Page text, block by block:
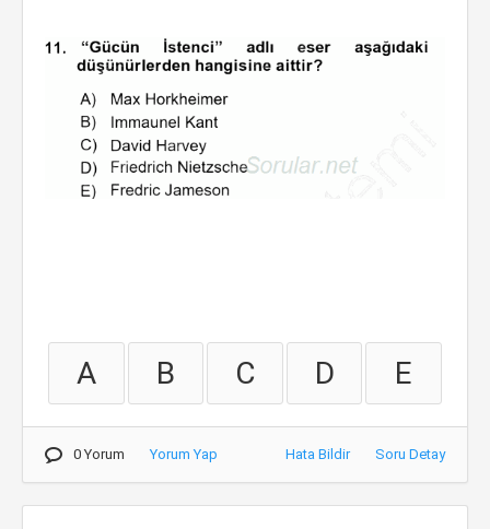
A B C D E
0 Yorum Yorum Yap Hata Bildir Soru Detay